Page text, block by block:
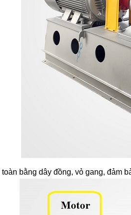
bằng dây đồng, vỏ gang, đảm